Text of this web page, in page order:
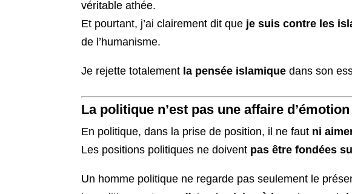
véritable athée.
Et pourtant, j’ai clairement dit que je suis contre les
de l’humanisme.
Je rejette totalement la pensée islamique dans son
La politique n’est pas une affaire
En politique, dans la prise de position, il ne faut ni
Les positions politiques ne doivent pas être fondées
Un homme politique ne regarde pas seulement le